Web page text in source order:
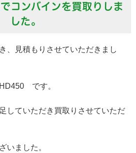
コンバインを買取りしま
した。
、見積もりさせていただきまし
です。
していただき買取りさせていただ
いました。